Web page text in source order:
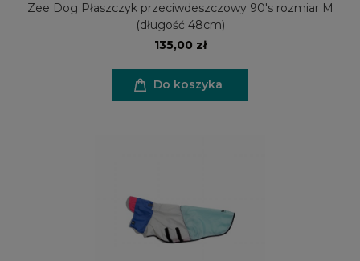
Zee Dog Płaszczyk przeciwdeszczowy 90's rozmiar M
(długość 48cm)
135,00 zł
Do koszyka